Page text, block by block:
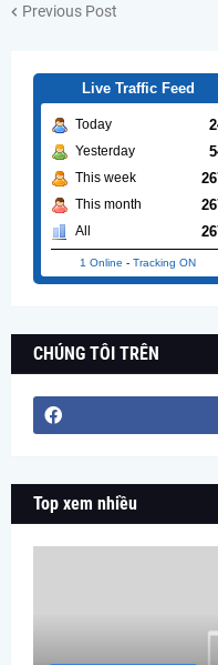
Previous Post
Live Traffic Feed
Today
Yesterday
This week
This month
All
1 Online - Tracking ON
CHÚNG TÔI TRÊN
Top xem nhiều